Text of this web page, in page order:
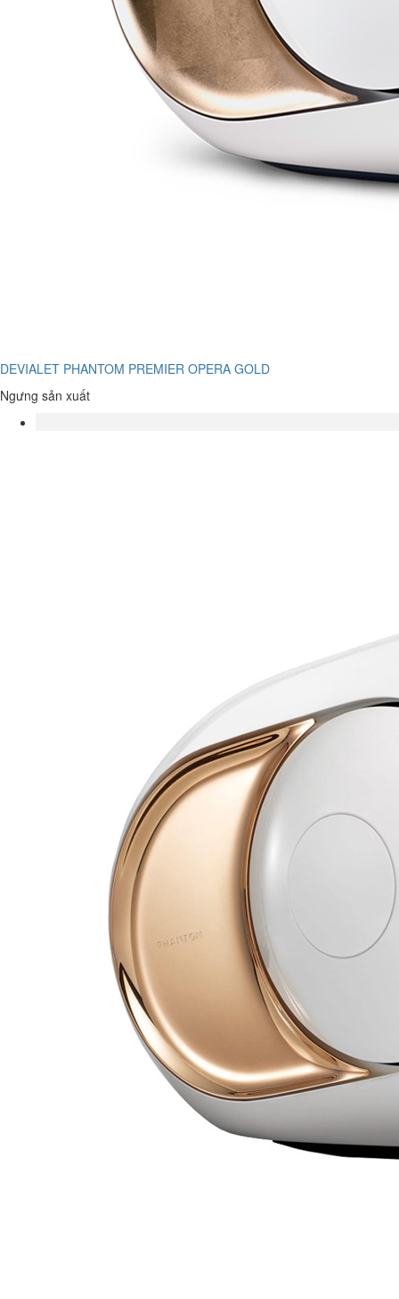
DEVIALET PHANTOM PREMIER OPERA GOLD
Ngưng sản xuất